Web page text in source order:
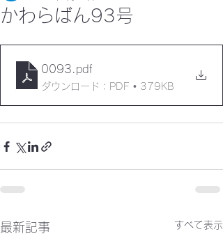
かわらばん93号
0093 .pdf
ダウンロード：PDF • 379KB
最新記事 すべて表示